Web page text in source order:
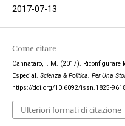
2017-07-13
Come citare
Cannataro, I. M. (2017). Riconfigurare
Especial. Scienza & Politica. Per Una
https://doi.org/10.6092/issn.1825-
Ulteriori formati di citazione